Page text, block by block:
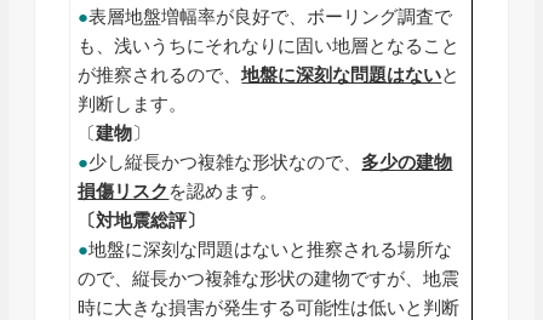
●表層地盤増幅率が良好で、ボーリング調査で
も、浅いうちにそれなりに固い地層となること
が推察されるので、地盤に深刻な問題はないと
判断します。
〔建物〕
●少し縦長かつ複雑な形状なので、 多少の建物
損傷リスク を認めます。
〔対地震総評〕
●地盤に深刻な問題はないと推察される場所な
ので、縦長かつ複雑な形状の建物ですが、地震
時に大きな損害が発生する可能性は低いと判断